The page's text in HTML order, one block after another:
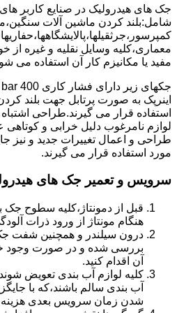
جک های هیدرولیک در صنایع کاربر های
شامل:بلند کردن ماشین آلات
معماری،کلیه وسایل نقلیه و غیره از
مفید یا مکانیزم کار آن استفاده می
اینرپک به صورت پرتابل جهت بلند
استفاده قرار می گیرند.طراحی اشتباه
لوازم نامرغوب دلیل خرابی و
طراحی و اعمال تغییرات جدید و نیز
مورد استفاده قرار می گیرند.
سرویس و تعمیر جک های
قبل از دمونتاژ،کلیه سطوح
هنگام مونتاژ از ورود ذرات
درون سیلندر و همچنین شفت
بررسی شده و در صورت وجود
آن اقدام کنید.
کلیه لوازم آب بندی تعویض
آب بندی سالم باشند،که با
شدن زمان سرویس بعدی